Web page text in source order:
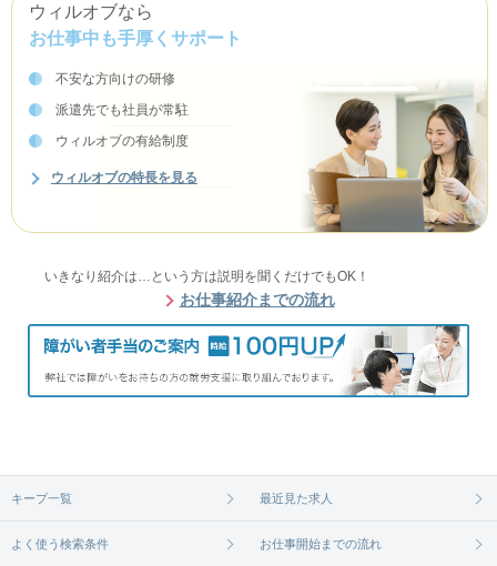
ウィルオブなら
お仕事中も手厚くサポート
不安な方向けの研修
派遣先でも社員が常駐
ウィルオブの有給制度
ウィルオブの特長を見る
いきなり紹介は…という方は説明を聞くだけでもOK！
お仕事紹介までの流れ
キープ一覧 最近見た求人
よく使う検索条件 お仕事開始までの流れ